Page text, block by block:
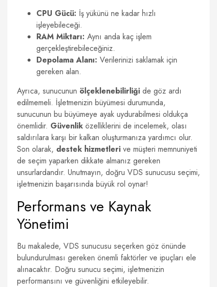
CPU Gücü: İş yükünü ne kadar hızlı
işleyebileceği.
RAM Miktarı: Aynı anda kaç işlem
gerçekleştirebileceğiniz.
Depolama Alanı: Verilerinizi saklamak için
gereken alan.
Ayrıca, sunucunun ölçeklenebilirliği de göz ardı
edilmemeli. İşletmenizin büyümesi durumunda,
sunucunun bu büyümeye ayak uydurabilmesi oldukça
önemlidir. Güvenlik özelliklerini de incelemek, olası
saldırılara karşı bir kalkan oluşturmanıza yardımcı olur.
Son olarak, destek hizmetleri ve müşteri memnuniyeti
de seçim yaparken dikkate almanız gereken
unsurlardandır. Unutmayın, doğru VDS sunucusu seçimi,
işletmenizin başarısında büyük rol oynar!
Performans ve Kaynak
Yönetimi
Bu makalede, VDS sunucusu seçerken göz önünde
bulundurulması gereken önemli faktörler ve ipuçları ele
alınacaktır. Doğru sunucu seçimi, işletmenizin
performansını ve güvenliğini etkileyebilir.